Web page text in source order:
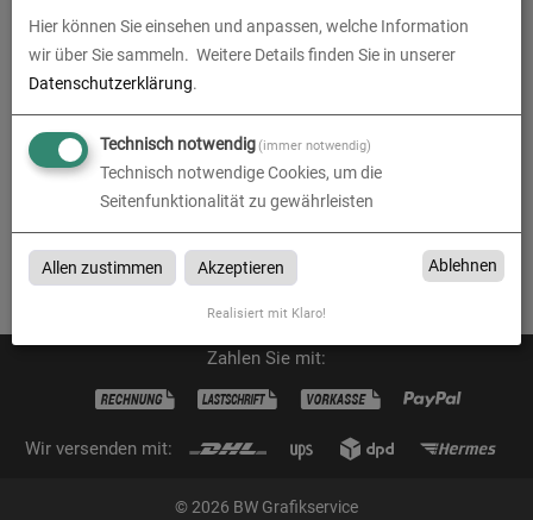
Prospektständer Zed-Up Lite
zum Artikel
Prospektständer
Prospektständer bei B&W Grafikservice in Hannover
Zahlen Sie mit:
Wir versenden mit:
© 2026 BW Grafikservice
Hier können Sie einsehen und anpassen, welche Information
wir über Sie sammeln. Weitere Details finden Sie in unserer
Datenschutzerklärung.
Technisch notwendig(immer notwendig)
Technisch notwendige Cookies, um die
Seitenfunktionalität zu gewährleisten
Allen zustimmen Akzeptieren Ablehnen
Realisiert mit Klaro!